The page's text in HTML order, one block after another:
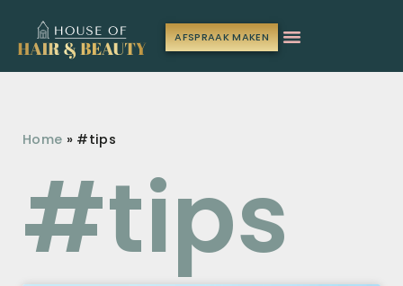
AFSPRAAK MAKEN
Home » #tips
#tips